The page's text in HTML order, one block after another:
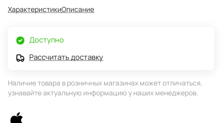
ХарактеристикиОписание
Доступно
Рассчитать доставку
Наличие товара в розничных магазинах может отличаться,
узнавайте актуальную информацию у наших менеджеров.